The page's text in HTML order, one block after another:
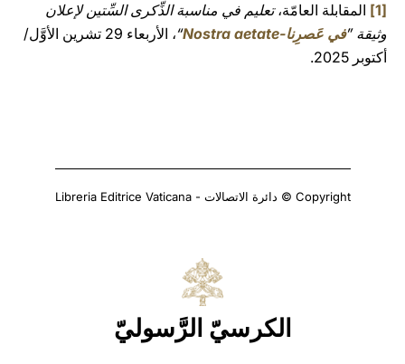
[1] المقابلة العامّة،تعليم في مناسبة الذِّكرى السِّتين لإعلان
وثيقة ”في عَصرِنا-Nostra aetate “
، الأربعاء 29 تشرين الأوَّل/
أكتوبر 2025.
Copyright © دائرة الاتصالات - Libreria Editrice Vaticana
الكرسيّ الرَّسوليّ